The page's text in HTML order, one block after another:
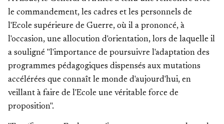
le commandement, les cadres et les personnels de
l'Ecole supérieure de Guerre, où il a prononcé, à
l'occasion, une allocution d'orientation, lors de laquelle il
a souligné "l'importance de poursuivre l'adaptation des
programmes pédagogiques dispensés aux mutations
accélérées que connaît le monde d'aujourd'hui, en
veillant à faire de l'Ecole une véritable force de
proposition".